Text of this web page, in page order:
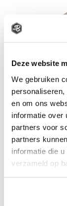
Deze website
We gebruiken
en om ons
informatie over
partners voor
partners
informatie die
verzameld op
TAARTEN
Onze heerlijke
vroegte